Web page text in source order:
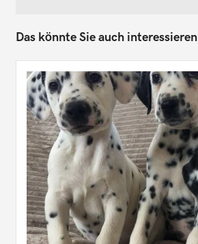
Das könnte Sie auch interessieren